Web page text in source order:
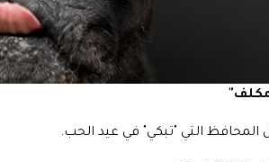
التي "تبكي" في عيد الحب.